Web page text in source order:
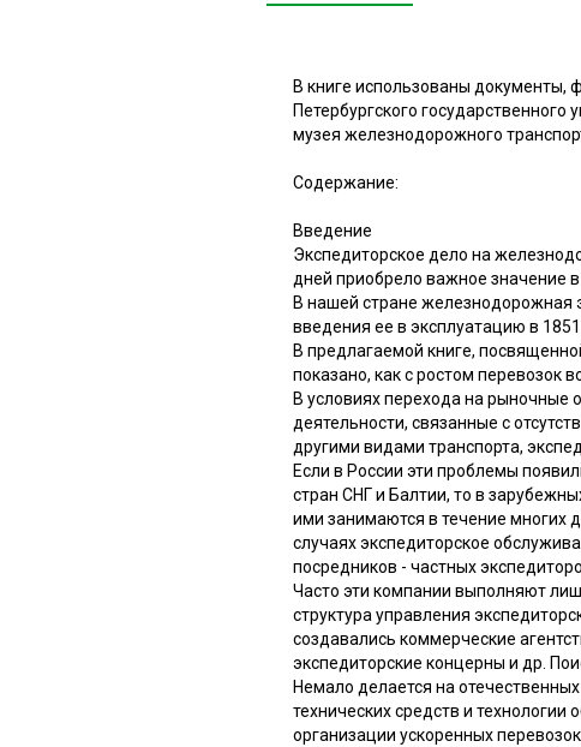
В книге использованы документы,
Петербургского
музея железнодорожного
Содержание:
Введение
Экспедиторское дело на
дней приобрело важное значение
В нашей стране железнодорожная
введения ее в эксплуатацию в 1851
В предлагаемой книге,
показано, как с ростом перевозок
В условиях перехода на рыночные
деятельности, связанные с
другими видами транспорта,
Если в России эти проблемы
стран СНГ и Балтии, то в
ими занимаются в течение многих
случаях экспедиторское
посредников - частных
Часто эти компании выполняют
структура управления
создавались коммерческие
экспедиторские концерны и др.
Немало делается на
технических средств и
организации ускоренных перевозок